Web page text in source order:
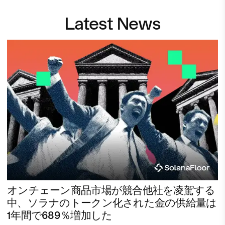
Latest News
オンチェーン商品市場が競合他社を凌駕する
中、ソラナのトークン化された金の供給量は
1年間で689％増加した